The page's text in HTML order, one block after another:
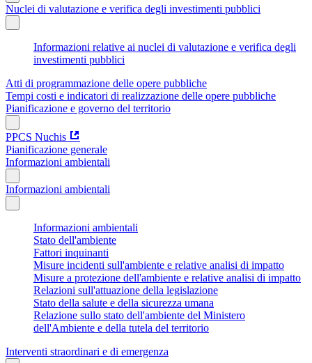
Nuclei di valutazione e verifica degli investimenti pubblici
Informazioni relative ai nuclei di valutazione e verifica degli
investimenti pubblici
Atti di programmazione delle opere pubbliche
Tempi costi e indicatori di realizzazione delle opere pubbliche
Pianificazione e governo del territorio
PPCS Nuchis
Pianificazione generale
Informazioni ambientali
Informazioni ambientali
Informazioni ambientali
Stato dell'ambiente
Fattori inquinanti
Misure incidenti sull'ambiente e relative analisi di impatto
Misure a protezione dell'ambiente e relative analisi di impatto
Relazioni sull'attuazione della legislazione
Stato della salute e della sicurezza umana
Relazione sullo stato dell'ambiente del Ministero
dell'Ambiente e della tutela del territorio
Interventi straordinari e di emergenza